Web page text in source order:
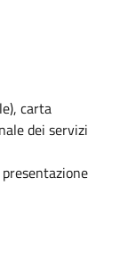
carta
dei servizi